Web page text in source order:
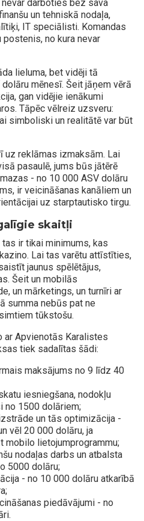
darboties bez sava
un tehniskā nodaļa,
IT speciālisti. Komandas
no kura nevar
lieluma, bet vidēji tā
mēnesī. Šeit jāņem vērā
gan vidējie ienākumi
Tāpēc vēlreiz uzsveru:
simboliski un realitātē var būt
uz reklāmas izmaksām. Lai
pasaulē, jums būs jātērē
- no 10 000 ASV dolāru
ir veicināšanas kanāliem un
uz starptautisko tirgu.
skaitļi
ir tikai minimums, kas
Lai tas varētu attīstīties,
jaunus spēlētājus,
Šeit un mobilās
un mārketings, un turnīri ar
summa nebūs pat ne
tūkstošu.
ar Apvienotās Karalistes
tiek sadalītas šādi:
maksājums no 9 līdz 40
iesniegšana, nodokļu
no 1500 dolāriem;
un tās optimizācija -
vēl 20 000 dolāru, ja
lietojumprogrammu;
nodaļas darbs un atbalsta
5000 dolāru;
- no 10 000 dolāru atkarībā
piedāvājumi - no